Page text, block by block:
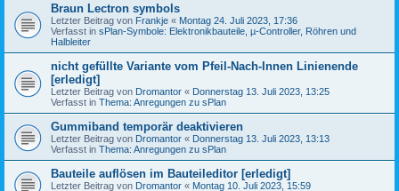
Braun Lectron symbols
Letzter Beitrag von Frankje « Montag 24. Juli 2023, 17:36
Verfasst in sPlan-Symbole: Elektronikbauteile, µ-Controller, Röhren und
Halbleiter
nicht gefüllte Variante vom Pfeil-Nach-Innen Linienende
[erledigt]
Letzter Beitrag von Dromantor « Donnerstag 13. Juli 2023, 13:25
Verfasst in Thema: Anregungen zu sPlan
Gummiband temporär deaktivieren
Letzter Beitrag von Dromantor « Donnerstag 13. Juli 2023, 13:13
Verfasst in Thema: Anregungen zu sPlan
Bauteile auflösen im Bauteileditor [erledigt]
Letzter Beitrag von Dromantor « Montag 10. Juli 2023, 15:59